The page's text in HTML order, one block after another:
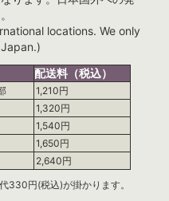
locations. We only
配送料（税込）
1,210円
1,320円
1,540円
1,650円
2,640円
330円(税込)が掛かります。